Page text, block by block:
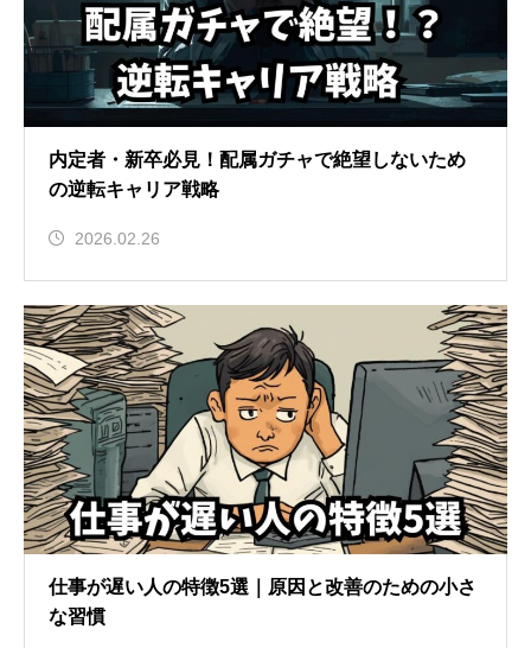
内定者・新卒必見！配属ガチャで絶望しないため
の逆転キャリア戦略
2026.02.26
仕事が遅い人の特徴5選｜原因と改善のための小さ
な習慣